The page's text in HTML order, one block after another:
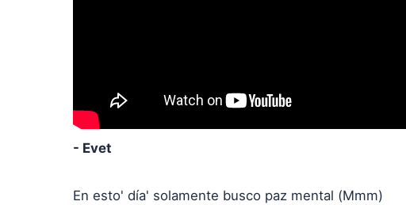
- Evet
En esto' día' solamente busco paz mental (Mmm)